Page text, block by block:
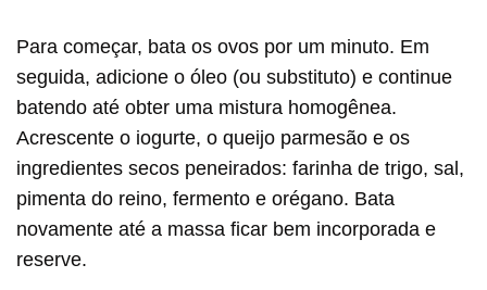
Para começar, bata os ovos por um minuto. Em
seguida, adicione o óleo (ou substituto) e continue
batendo até obter uma mistura homogênea.
Acrescente o iogurte, o queijo parmesão e os
ingredientes secos peneirados: farinha de trigo, sal,
pimenta do reino, fermento e orégano. Bata
novamente até a massa ficar bem incorporada e
reserve.